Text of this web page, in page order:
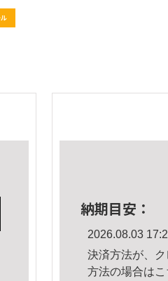
納期目安：
2026.08.03
決済方法が、
方法の場合は